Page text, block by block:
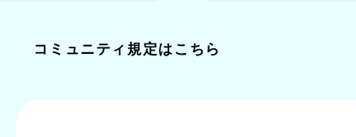
コミュニティ規定はこちら